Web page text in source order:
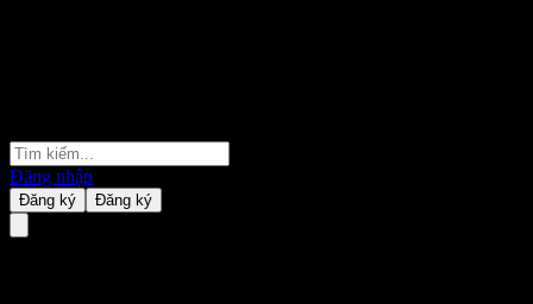
Đăng nhập
Đăng ký Đăng ký